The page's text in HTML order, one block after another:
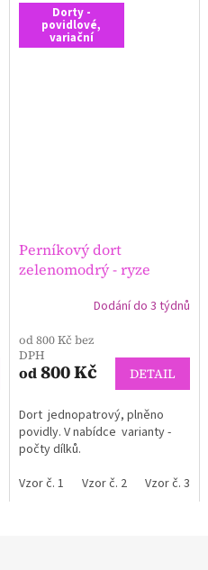
Vzor č. 4 Vzor č. 5
Dorty -
povidlové,
variační
Perníkový dort
zelenomodrý - ryze
Dodání do 3 týdnů
od 800 Kč bez
DPH
od800 Kč DETAIL
Dort jednopatrový, plněno
povidly. V nabídce varianty -
počty dílků.
Vzor č. 1
Vzor č. 2 Vzor č. 3